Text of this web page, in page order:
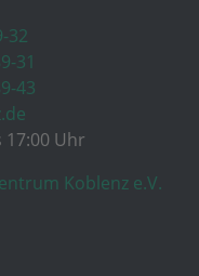
32
31
43
17:00 Uhr
Koblenz e.V.